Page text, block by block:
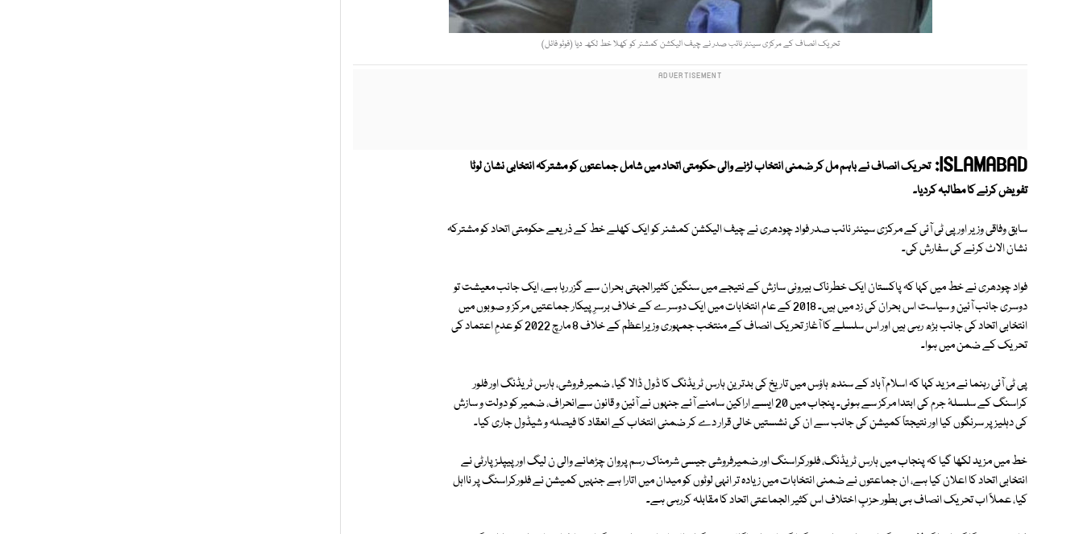
تحریک انصاف کے مرکزی سینئر نائب صدر نے چیف الیکشن کمشنر کو کھلا خط لکھ دیا (فوٹو فائل)
ISLAMABAD: تحریک انصاف نے باہم مل کر ضمنی انتخاب لڑنے والی حکومتی اتحاد میں شامل جماعتوں کو مشترکہ انتخابی نشان لوٹا
تفویض کرنے کا مطالبہ کردیا۔
سابق وفاقی وزیر اور پی ٹی آئی کے مرکزی سینئر نائب صدر فواد چودھری نے چیف الیکشن کمشنر کو ایک کھلے خط کے ذریعے حکومتی اتحاد کو مشترکہ
نشان الاٹ کرنے کی سفارش کی۔
فواد چودھری نے خط میں کہا کہ پاکستان ایک خطرناک بیرونی سازش کے نتیجے میں سنگین کثیرالجہتی بحران سے گزر رہا ہے، ایک جانب معیشت تو
دوسری جانب آئین و سیاست اس بحران کی زد میں ہیں۔ 2018 کے عام انتخابات میں ایک دوسرے کے خلاف برسرِپیکار جماعتیں مرکز و صوبوں میں
انتخابی اتحاد کی جانب بڑھ رہی ہیں اور اس سلسلے کا آغاز تحریک انصاف کے منتخب جمہوری وزیراعظم کے خلاف 8 مارچ 2022 کو عدمِ اعتماد کی
تحریک کے ضمن میں ہوا۔
پی ٹی آئی رہنما نے مزید کہا کہ اسلام آباد کے سندھ ہاؤس میں تاریخ کی بدترین ہارس ٹریڈنگ کا ڈول ڈالا گیا، ضمیر فروشی، ہارس ٹریڈنگ اور فلور
کراسنگ کے سلسلۂ جرم کی ابتدا مرکز سے ہوئی۔ پنجاب میں 20 ایسے اراکین سامنے آئے جنہوں نے آئین و قانون سےانحراف، ضمیر کو دولت و سازش
کی دہلیز پر سرنگوں کیا اور نتیجتاً کمیشن کی جانب سے ان کی نشستیں خالی قرار دے کر ضمنی انتخاب کے انعقاد کا فیصلہ و شیڈول جاری کیا۔
خط میں مزید لکھا گیا کہ پنجاب میں ہارس ٹریڈنگ، فلورکراسنگ اور ضمیرفروشی جیسی شرمناک رسم پروان چڑھانے والی ن لیگ اور پیپلز پارٹی نے
انتخابی اتحاد کا اعلان کیا ہے، ان جماعتوں نے ضمنی انتخابات میں زیادہ تر انہی لوٹوں کو میدان میں اتارا ہے جنہیں کمیشن نے فلورکراسنگ پر نااہل
کیا، عملاً اب تحریک انصاف ہی بطور حزبِ اختلاف اس کثیر الجماعتی اتحاد کا مقابلہ کررہی ہے۔